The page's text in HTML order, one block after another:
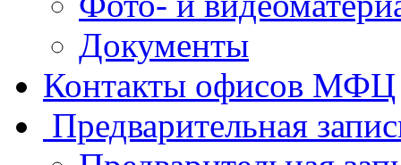
Документы
Контакты офисов МФЦ
Предварительная